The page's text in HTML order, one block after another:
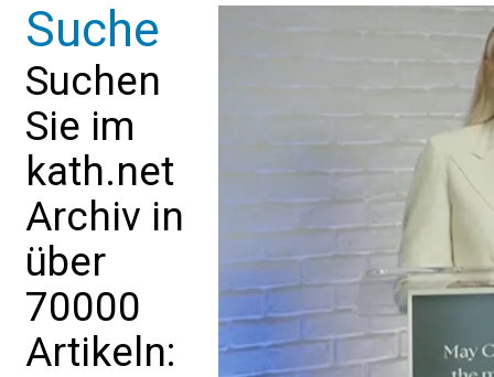
Suche
Suchen
Sie im
kath.net
Archiv in
über
70000
Artikeln: